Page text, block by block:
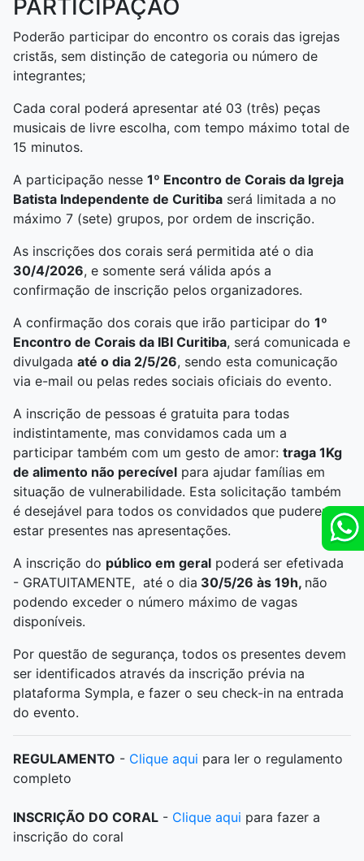
PARTICIPAÇÃO
Poderão participar do encontro os corais das igrejas
cristãs, sem distinção de categoria ou número de
integrantes;
Cada coral poderá apresentar até 03 (três) peças
musicais de livre escolha, com tempo máximo total de
15 minutos.
A participação nesse 1º Encontro de Corais da Igreja
Batista Independente de Curitiba será limitada a no
máximo 7 (sete) grupos, por ordem de inscrição.
As inscrições dos corais será permitida até o dia
30/4/2026, e somente será válida após a
confirmação de inscrição pelos organizadores.
A confirmação dos corais que irão participar do 1º
Encontro de Corais da IBI Curitiba, será comunicada e
divulgada até o dia 2/5/26, sendo esta comunicação
via e-mail ou pelas redes sociais oficiais do evento.
A inscrição de pessoas é gratuita para todas
indistintamente, mas convidamos cada um a
participar também com um gesto de amor: traga 1Kg
de alimento não perecível para ajudar famílias em
situação de vulnerabilidade. Esta solicitação também
é desejável para todos os convidados que puderem
estar presentes nas apresentações.
A inscrição do público em geral poderá ser efetivada
- GRATUITAMENTE, até o dia 30/5/26 às 19h, não
podendo exceder o número máximo de vagas
disponíveis.
Por questão de segurança, todos os presentes devem
ser identificados através da inscrição prévia na
plataforma Sympla, e fazer o seu check-in na entrada
do evento.
REGULAMENTO - Clique aqui para ler o regulamento
completo
INSCRIÇÃO DO CORAL - Clique aqui para fazer a
inscrição do coral